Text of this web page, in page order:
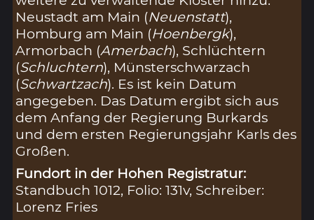
Neustadt am Main (Neuenstatt),
Homburg am Main (Hoenbergk),
Armorbach (Amerbach), Schlüchtern
(Schluchtern), Münsterschwarzach
(Schwartzach). Es ist kein Datum
angegeben. Das Datum ergibt sich aus
dem Anfang der Regierung Burkards
und dem ersten Regierungsjahr Karls des
Großen.
Fundort in der Hohen Registratur:
Standbuch 1012, Folio: 131v, Schreiber:
Lorenz Fries